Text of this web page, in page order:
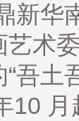
华南
艺术
“吾
10 月